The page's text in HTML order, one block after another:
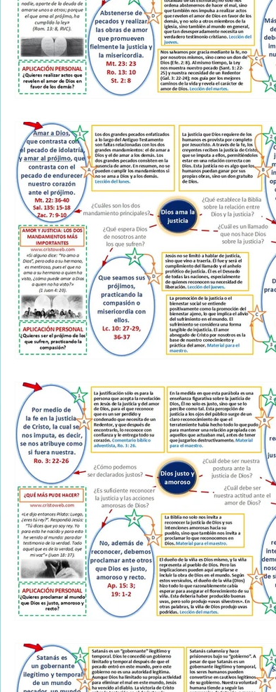
II TRIMESTRE 2022 I TRIMESTRE 2022
II TRIMESTRE 2021 I TRIMESTRE 2021
II TRIMESTRE 2020 I TRIMESTRE 2020
II TRIMESTRE 2019